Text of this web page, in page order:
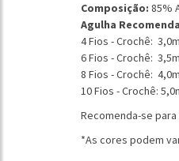
Composição: 85%
Agulha
4 Fios - Crochê:
6 Fios - Crochê:
8 Fios - Crochê:
10 Fios - Crochê:
Recomenda-se
*As cores podem